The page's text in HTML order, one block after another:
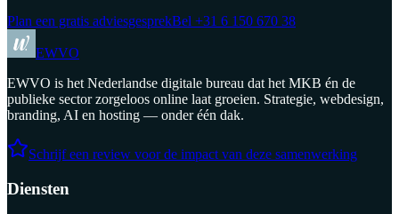
Plan een gratis adviesgesprekBel +31 6 150 670 38
EWVO
EWVO is het Nederlandse digitale bureau dat het MKB én de
publieke sector zorgeloos online laat groeien. Strategie, webdesign,
branding, AI en hosting — onder één dak.
Schrijf een review voor de impact van deze samenwerking
Diensten